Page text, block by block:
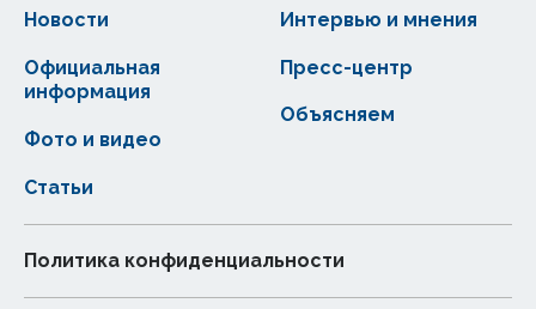
Новости
Статьи
Официальная
информация
Интервью и мнения
Фото и видео
Пресс-центр
Объясняем
Политика конфиденциальности